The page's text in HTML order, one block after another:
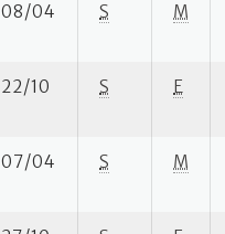
08/04 S M
22/10 S E
07/04 S M